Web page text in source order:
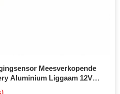
Meesverkopende
Aluminium Liggaam 12V